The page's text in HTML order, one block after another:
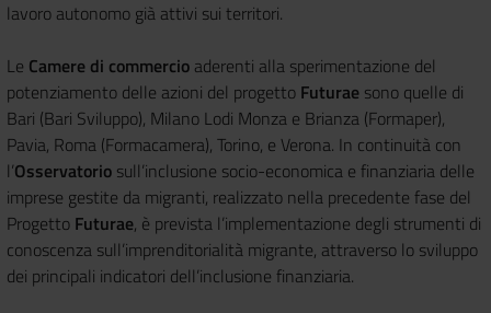
lavoro autonomo già attivi sui territori.
Le Camere di commercio aderenti alla sperimentazione del
potenziamento delle azioni del progetto Futurae sono quelle di
Bari (Bari Sviluppo), Milano Lodi Monza e Brianza (Formaper),
Pavia, Roma (Formacamera), Torino, e Verona. In continuità con
l’Osservatorio sull’inclusione socio-economica e finanziaria delle
imprese gestite da migranti, realizzato nella precedente fase del
Progetto Futurae, è prevista l’implementazione degli strumenti di
conoscenza sull’imprenditorialità migrante, attraverso lo sviluppo
dei principali indicatori dell’inclusione finanziaria.